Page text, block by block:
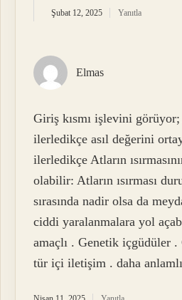
Şubat 12, 2025 Yanıtla
Elmas
Giriş kısmı işlevini
ilerledikçe asıl değerini
ilerledikçe Atların
olabilir: Atların ısırması
sırasında nadir olsa da
ciddi yaralanmalara yol
amaçlı . Genetik içgüdüler .
tür içi iletişim . daha